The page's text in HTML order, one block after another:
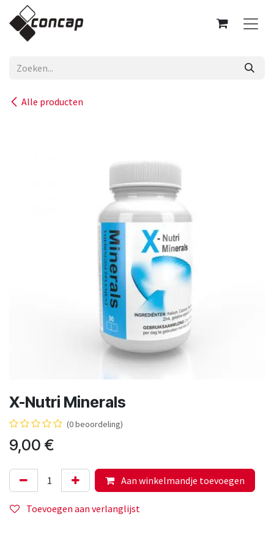
Overslaan naar inhoud
Alle producten
X-Nutri Minerals
(0 beoordeling)
9,00 €
Aan winkelmandje toevoegen
Toevoegen aan verlanglijst